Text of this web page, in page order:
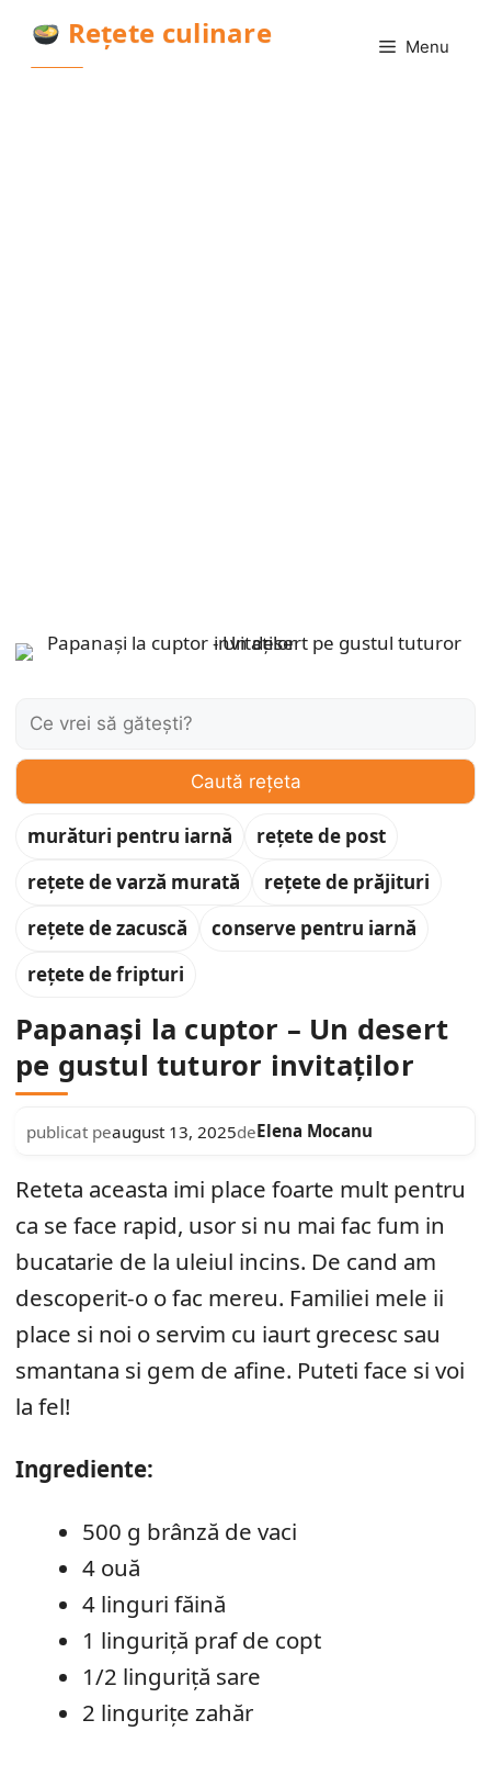
conținut
Rețete culinare Menu
Caută:
Caută rețeta
murături pentru iarnă
rețete de post
rețete de varză murată
rețete de prăjituri
rețete de zacuscă
conserve pentru iarnă
rețete de fripturi
Papanași la cuptor – Un desert
pe gustul tuturor invitaților
publicat peaugust 13, 2025deElena Mocanu
Reteta aceasta imi place foarte mult pentru
ca se face rapid, usor si nu mai fac fum in
bucatarie de la uleiul incins. De cand am
descoperit-o o fac mereu. Familiei mele ii
place si noi o servim cu iaurt grecesc sau
smantana si gem de afine. Puteti face si voi
la fel!
Ingrediente:
500 g brânză de vaci
4 ouă
4 linguri făină
1 linguriță praf de copt
1/2 linguriță sare
2 lingurițe zahăr